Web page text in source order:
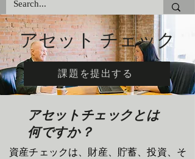
アセット チェック
課題を提出する
アセットチェックとは
何ですか？
資産チェックは、財産、貯蓄、投資、そ